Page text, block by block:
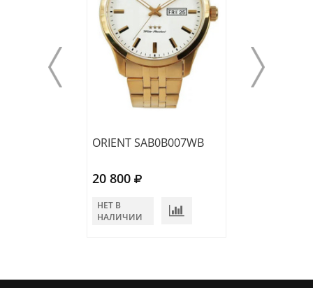
ORIENT SAB0B007WB
20 800
НЕТ В
НАЛИЧИИ